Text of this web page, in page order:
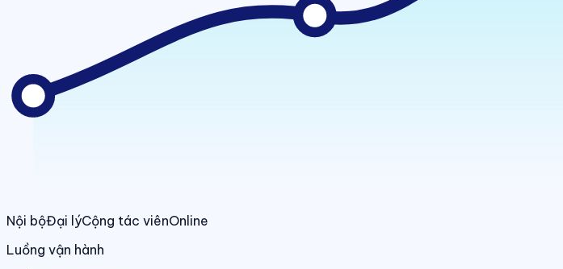
Nội bộĐại lýCộng tác viênOnline
Luồng vận hành